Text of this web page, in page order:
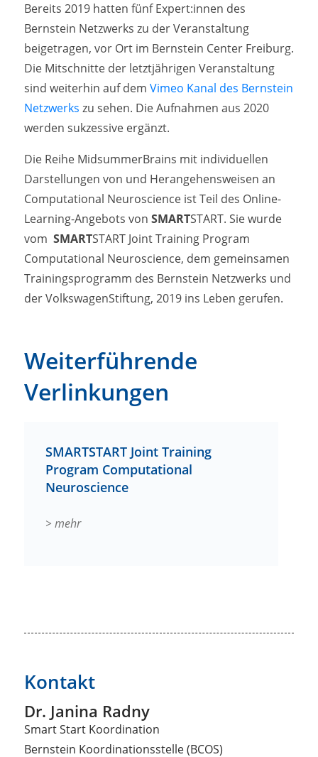
Bereits 2019 hatten fünf Expert:innen des
Bernstein Netzwerks zu der Veranstaltung
beigetragen, vor Ort im Bernstein Center Freiburg.
Die Mitschnitte der letztjährigen Veranstaltung
sind weiterhin auf dem Vimeo Kanal des Bernstein
Netzwerks zu sehen. Die Aufnahmen aus 2020
werden sukzessive ergänzt.
Die Reihe MidsummerBrains mit individuellen
Darstellungen von und Herangehensweisen an
Computational Neuroscience ist Teil des Online-
Learning-Angebots von SMARTSTART. Sie wurde
vom SMARTSTARTJoint Training Program
Computational Neuroscience, dem gemeinsamen
Trainingsprogramm des Bernstein Netzwerks und
der VolkswagenStiftung, 2019 ins Leben gerufen.
Weiterführende
Verlinkungen
SMARTSTART Joint Training
Program Computational
Neuroscience
> mehr
Kontakt
Dr. Janina Radny
Smart Start Koordination
Bernstein Koordinationsstelle (BCOS)